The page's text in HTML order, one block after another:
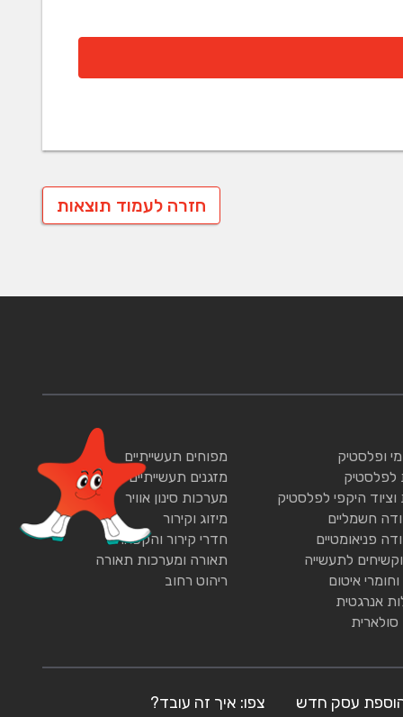
חזרה לעמוד תוצאות
ופלסטיק
לפלסטיק
וציוד היקפי לפלסטיק
חשמליים
פניאומטיים
לתעשייה
איטום
אנרגטית
סולארית
מפוחים תעשייתיים
מזגנים תעשייתיים
מערכות סינון אוויר
מיזוג וקירור
חדרי קירור והקפאה
תאורה ומערכות תאורה
ריהוט רחוב
עסק חדש צפו: איך זה עובד?